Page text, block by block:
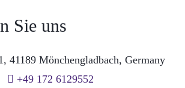
Sie uns
41189 Mönchengladbach, Germany
+49 172 6129552